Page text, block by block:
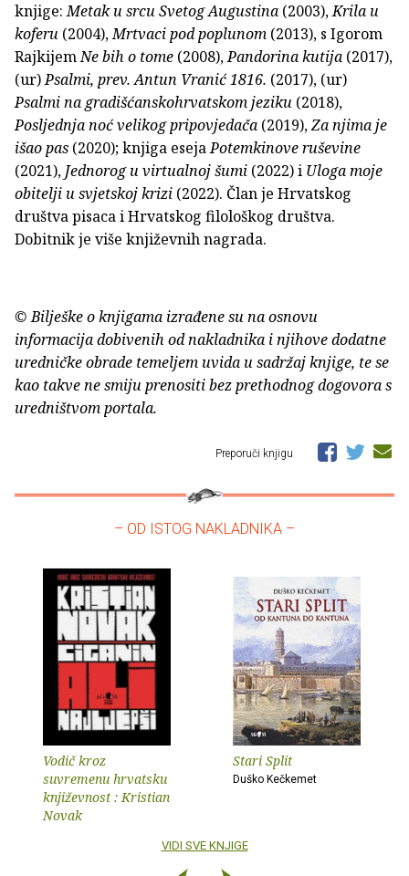
knjige:Metak u srcu Svetog Augustina (2003),Krila u
koferu (2004),Mrtvaci pod poplunom (2013), s Igorom
RajkijemNe bih o tome (2008),Pandorina kutija (2017),
(ur)Psalmi, prev. Antun Vranić 1816. (2017), (ur)
Psalmi na gradišćanskohrvatskom jeziku (2018),
Posljednja noć velikog pripovjedača (2019),Za njima je
išao pas (2020); knjiga esejaPotemkinove ruševine
(2021), Jednorog u virtualnoj šumi (2022) i Uloga moje
obitelji u svjetskoj krizi (2022). Član je Hrvatskog
društva pisaca i Hrvatskog filološkog društva.
Dobitnik je više književnih nagrada.
© Bilješke o knjigama izrađene su na osnovu
informacija dobivenih od nakladnika i njihove dodatne
uredničke obrade temeljem uvida u sadržaj knjige, te se
kao takve ne smiju prenositi bez prethodnog dogovora s
uredništvom portala.
Preporuči knjigu
– OD ISTOG NAKLADNIKA –
Vodič kroz
suvremenu hrvatsku
književnost : Kristian
Novak
Stari Split
Duško Kečkemet
VIDI SVE KNJIGE